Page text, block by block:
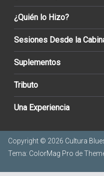
¿Quién lo Hizo?
Sesiones Desde la
Suplementos
Tributo
Una Experiencia
Copyright © 2026 Cultura
Tema: ColorMag Pro de